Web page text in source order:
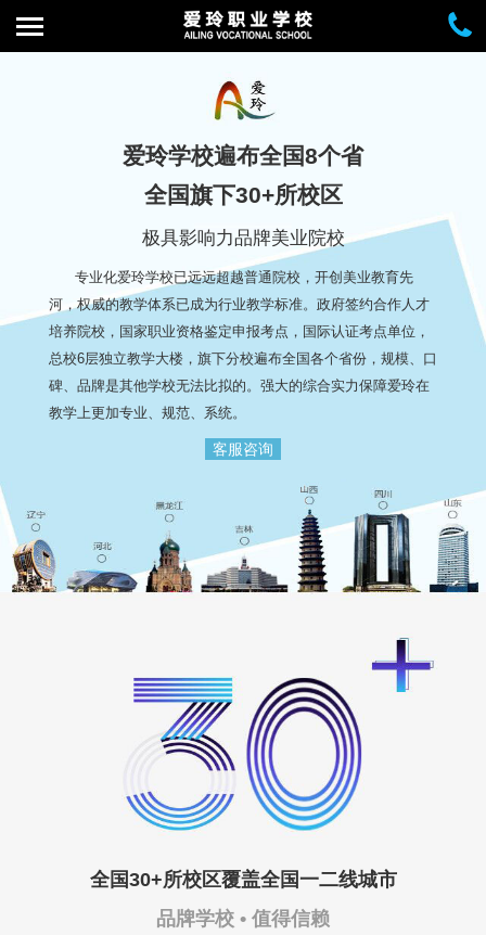
爱玲学校遍布全国8个省
全国旗下30+所校区
极具影响力品牌美业院校
专业化爱玲学校已远远超越普通院校，开创美业教育先
河，权威的教学体系已成为行业教学标准。政府签约合作人才
培养院校，国家职业资格鉴定申报考点，国际认证考点单位，
总校6层独立教学大楼，旗下分校遍布全国各个省份，规模、口
碑、品牌是其他学校无法比拟的。强大的综合实力保障爱玲在
教学上更加专业、规范、系统。
客服咨询
全国30+所校区覆盖全国一二线城市
品牌学校 • 值得信赖